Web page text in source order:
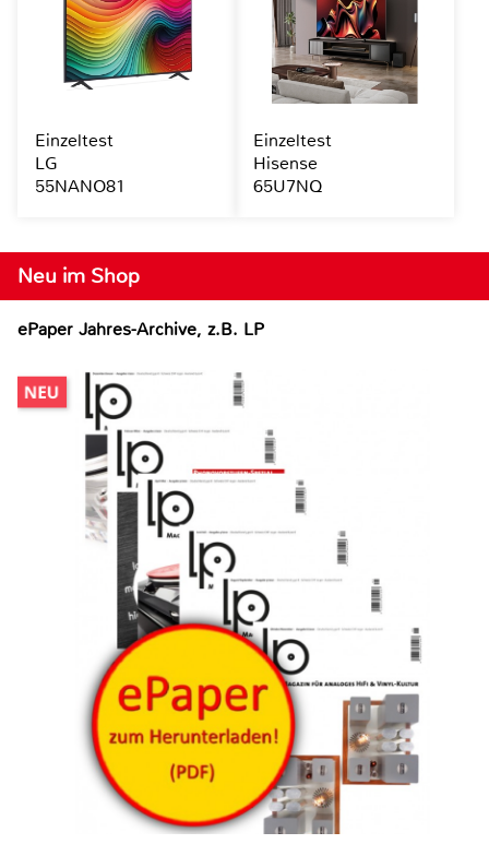
Neu im Shop
ePaper Jahres-Archive, z.B. LP
Einzeltest
LG
55NANO81
Einzeltest
Hisense
65U7NQ